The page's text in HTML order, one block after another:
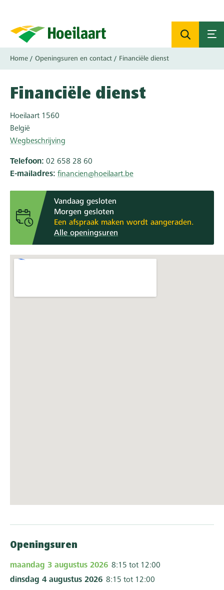
naar
inhoud
gaan
Kruimelpad
Home Openingsuren en contact Financiële dienst
Financiële dienst
Hoeilaart 1560
België
Wegbeschrijving
Telefoon 02 658 28 60
E-mailadres financien@hoeilaart.be
Vandaag gesloten
Morgen gesloten
Een afspraak maken wordt aangeraden.
Alle openingsuren
Openingsuren
maandag 3 augustus 2026 8:15 tot 12:00
dinsdag 4 augustus 2026 8:15 tot 12:00